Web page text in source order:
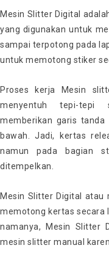
Mesin Slitter Digital
yang digunakan untuk
sampai terpotong pada
untuk memotong stiker
Proses kerja Mesin
menyentuh tepi-tepi
memberikan garis
bawah. Jadi, kertas
namun pada bagian
ditempelkan.
Mesin Slitter Digital
memotong kertas secara
namanya, Mesin Slitter
mesin slitter manual